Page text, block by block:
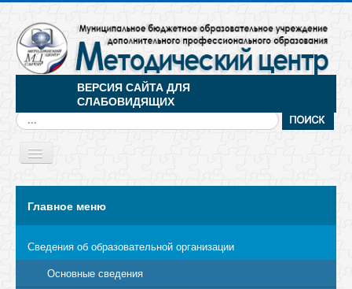
ВЕРСИЯ САЙТА ДЛЯ
СЛАБОВИДЯЩИХ
Искать...
Toggle
Главное меню
Сведения об образовательной организации
Основные сведения